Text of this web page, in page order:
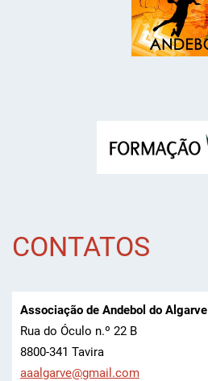
CONTATOS
Associação de Andebol do Algarve
Rua do Óculo n.º 22 B
8800-341 Tavira
aaalgarve@gmail.com